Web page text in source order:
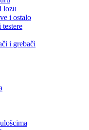
lozu
i ostalo
i grebači